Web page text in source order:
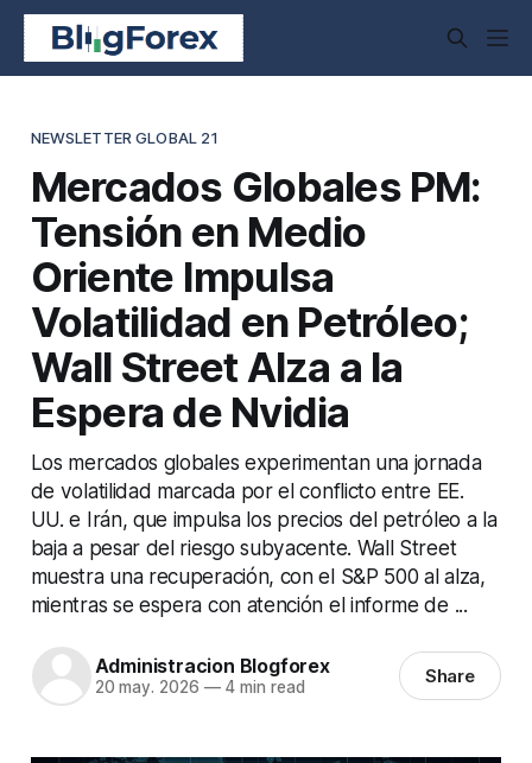
NEWSLETTER GLOBAL 21
Mercados Globales PM:
Tensión en Medio
Oriente Impulsa
Volatilidad en Petróleo;
Wall Street Alza a la
Espera de Nvidia
Los mercados globales experimentan una jornada
de volatilidad marcada por el conflicto entre EE.
UU. e Irán, que impulsa los precios del petróleo a la
baja a pesar del riesgo subyacente. Wall Street
muestra una recuperación, con el S&P 500 al alza,
mientras se espera con atención el informe de ...
Administracion Blogforex
20 may. 2026 —4 min read Share